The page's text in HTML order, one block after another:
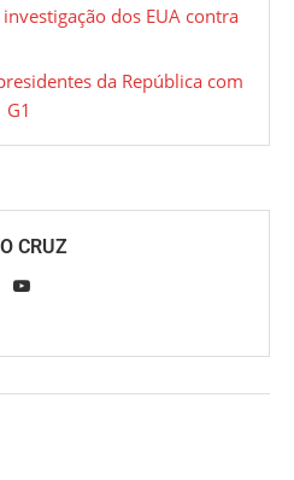
dos EUA contra
da República com
CRUZ